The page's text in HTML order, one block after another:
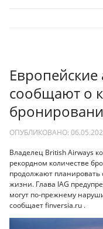
сообщают о
ОПУБЛИКОВАНО:
Владелец British Airways
рекордном количестве
продолжают планировать
жизни. Глава IAG
могут по-прежнему
сообщает finversia.ru .